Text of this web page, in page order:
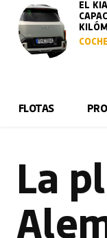
EL
FLOTAS
La